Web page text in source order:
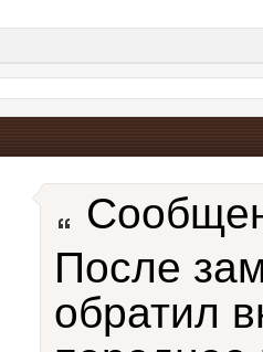
После
обратил